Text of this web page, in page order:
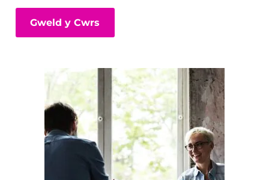
Gweld y Cwrs